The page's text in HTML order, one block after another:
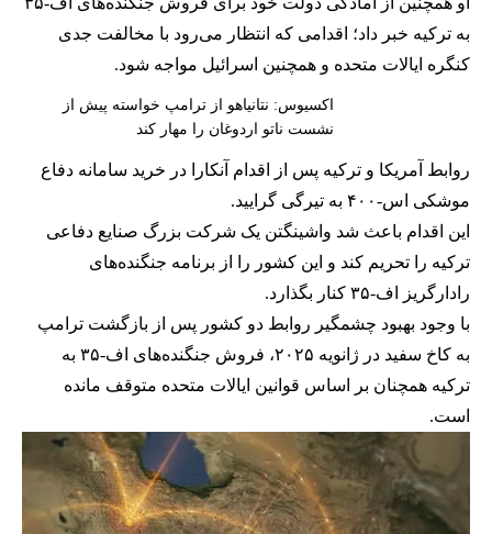
به ترکیه خبر داد؛ اقدامی که انتظار می‌رود با مخالفت جدی
کنگره ایالات متحده و همچنین اسرائیل مواجه شود.
اکسیوس: نتانیاهو از ترامپ خواسته پیش از
نشست ناتو اردوغان را مهار کند
روابط آمریکا و ترکیه پس از اقدام آنکارا در خرید سامانه دفاع
موشکی اس-۴۰۰ به تیرگی گرایید.
این اقدام باعث شد واشینگتن یک شرکت بزرگ صنایع دفاعی
ترکیه را تحریم کند و این کشور را از برنامه جنگنده‌های
رادارگریز اف-۳۵ کنار بگذارد.
با وجود بهبود چشمگیر روابط دو کشور پس از بازگشت ترامپ
به کاخ سفید در ژانویه ۲۰۲۵، فروش جنگنده‌های اف-۳۵ به
ترکیه همچنان بر اساس قوانین ایالات متحده متوقف مانده
است.